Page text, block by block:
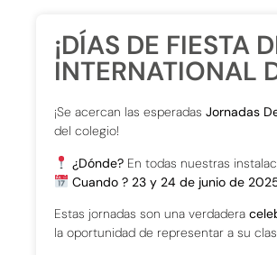
¡DÍAS DE FIESTA
INTERNATIONAL
¡Se acercan las esperadasJornadas
del colegio!
¿Dónde? En todas nuestras
Cuando ? 23 y 24 de junio de
Estas jornadas son una verdadera
la oportunidad de representar a su